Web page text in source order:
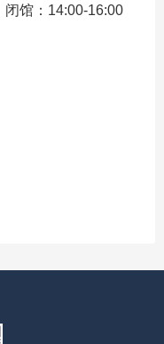
闭馆：14:00-16:00